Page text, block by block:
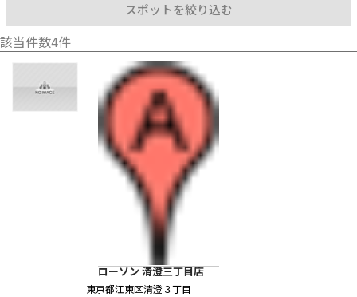
スポットを絞り込む
該当件数4件
ローソン 清澄三丁目店
東京都江東区清澄３丁目